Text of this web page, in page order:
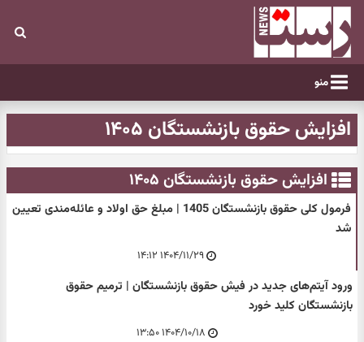
منو
افزایش حقوق بازنشستگان ۱۴۰۵
افزایش حقوق بازنشستگان ۱۴۰۵
فرمول کلی حقوق بازنشستگان 1405 | مبلغ حق اولاد و عائله‌مندی تعیین
شد
۱۴۰۴/۱۱/۲۹ ۱۴:۱۲
ورود آیتم‌های جدید در فیش حقوق بازنشستگان | ترمیم حقوق
بازنشستگان کلید خورد
۱۴۰۴/۱۰/۱۸ ۱۳:۵۰